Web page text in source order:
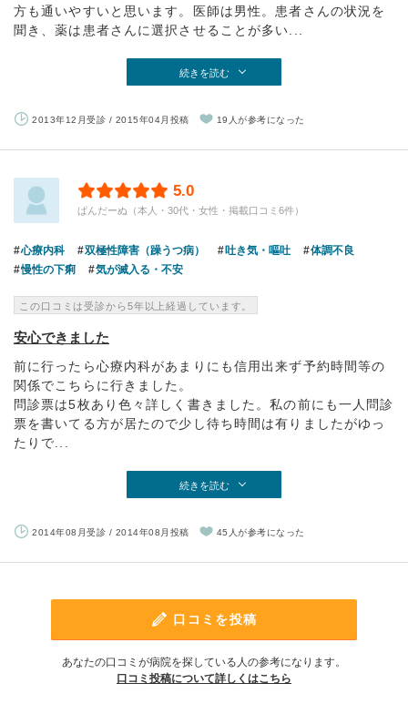
方も通いやすいと思います。医師は男性。患者さんの状況を
聞き、薬は患者さんに選択させることが多い...
続きを読む
2013年12月受診 / 2015年04月投稿 19人が参考になった
5.0
ぱんだーぬ（本人・30代・女性・掲載口コミ6件）
心療内科 双極性障害（躁うつ病） 吐き気・嘔吐
体調不良
慢性の下痢
気が滅入る・不安
この口コミは受診から5年以上経過しています。
安心できました
前に行ったら心療内科があまりにも信用出来ず予約時間等の
関係でこちらに行きました。
問診票は5枚あり色々詳しく書きました。私の前にも一人問診
票を書いてる方が居たので少し待ち時間は有りましたがゆっ
たりで...
続きを読む
2014年08月受診 / 2014年08月投稿 45人が参考になった
口コミを投稿
あなたの口コミが病院を探している人の参考になります。
口コミ投稿について詳しくはこちら